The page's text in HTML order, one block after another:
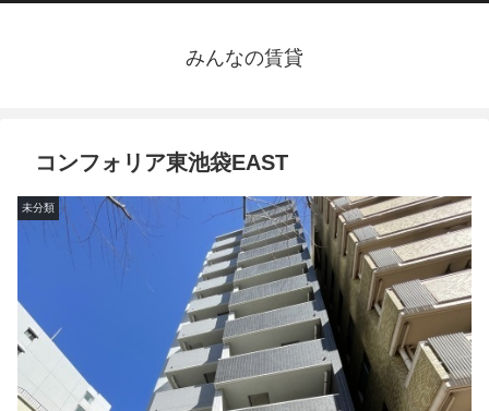
みんなの賃貸
コンフォリア東池袋EAST
未分類